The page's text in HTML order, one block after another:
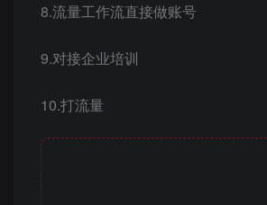
8.流量工作流直接做账号
9.对接企业培训
10.打流量